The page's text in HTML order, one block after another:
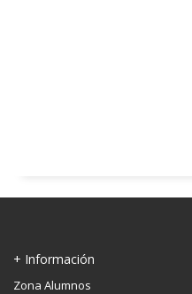
+ Información
Zona Alumnos